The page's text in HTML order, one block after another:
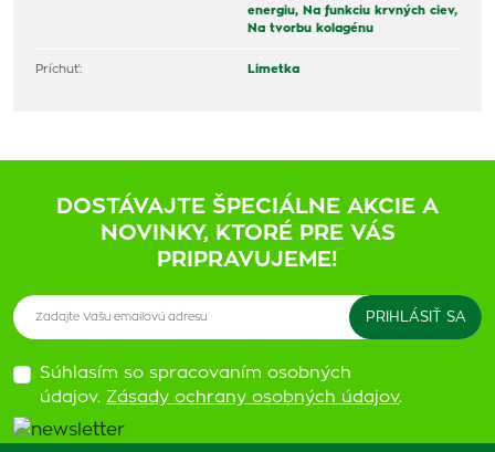
energiu, Na funkciu krvných ciev,
Na tvorbu kolagénu
Príchuť: Limetka
DOSTÁVAJTE ŠPECIÁLNE AKCIE A
NOVINKY, KTORÉ PRE VÁS
PRIPRAVUJEME!
Súhlasím so spracovaním osobných
údajov. Zásady ochrany osobných údajov.